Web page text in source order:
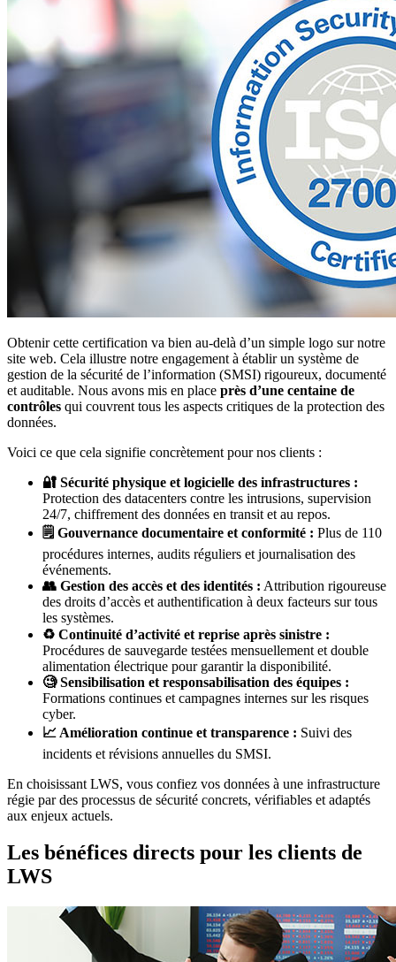
Obtenir cette certification va bien au-delà d’un simple logo sur notre
site web. Cela illustre notre engagement à établir un système de
gestion de la sécurité de l’information (SMSI) rigoureux, documenté
et auditable. Nous avons mis en place près d’une centaine de
contrôles qui couvrent tous les aspects critiques de la protection des
données.
Voici ce que cela signifie concrètement pour nos clients :
🔐 Sécurité physique et logicielle des infrastructures :
Protection des datacenters contre les intrusions, supervision
24/7, chiffrement des données en transit et au repos.
🗒️ Gouvernance documentaire et conformité : Plus de 110
procédures internes, audits réguliers et journalisation des
événements.
👥 Gestion des accès et des identités : Attribution rigoureuse
des droits d’accès et authentification à deux facteurs sur tous
les systèmes.
♻️ Continuité d’activité et reprise après sinistre :
Procédures de sauvegarde testées mensuellement et double
alimentation électrique pour garantir la disponibilité.
🧐 Sensibilisation et responsabilisation des équipes :
Formations continues et campagnes internes sur les risques
cyber.
📈 Amélioration continue et transparence : Suivi des
incidents et révisions annuelles du SMSI.
En choisissant LWS, vous confiez vos données à une infrastructure
régie par des processus de sécurité concrets, vérifiables et adaptés
aux enjeux actuels.
Les bénéfices directs pour les clients de
LWS